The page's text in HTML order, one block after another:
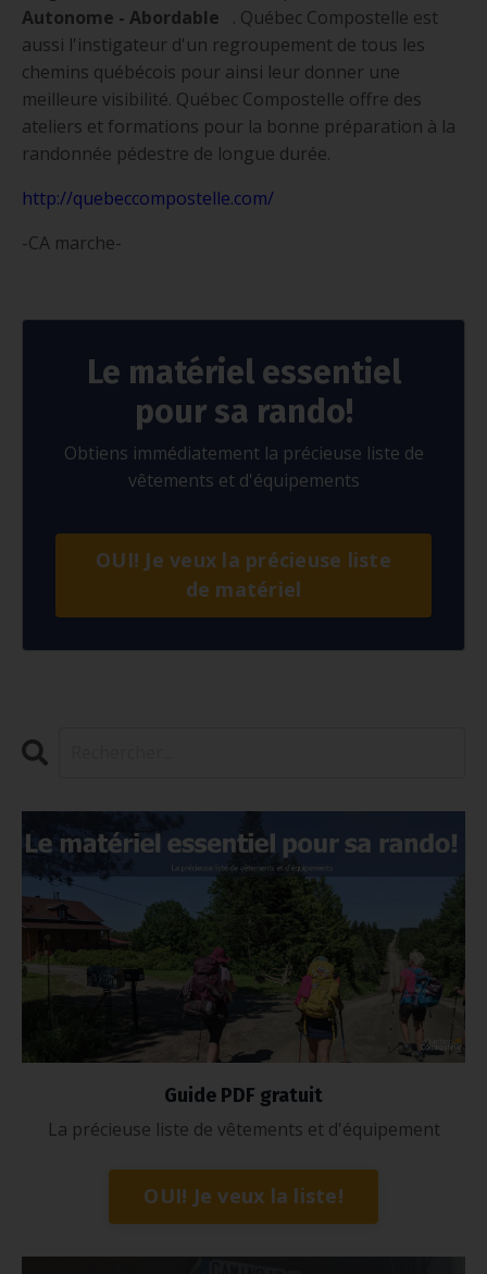
Autonome - Abordable . Québec Compostelle est
aussi l'instigateur d'un regroupement de tous les
chemins québécois pour ainsi leur donner une
meilleure visibilité. Québec Compostelle offre des
ateliers et formations pour la bonne préparation à la
randonnée pédestre de longue durée.
http://quebeccompostelle.com/
-CA marche-
Le matériel essentiel
pour sa rando!
Obtiens immédiatement la précieuse liste de
vêtements et d'équipements
OUI! Je veux la précieuse liste
de matériel
Guide PDF gratuit
La précieuse liste de vêtements et d'équipement
OUI! Je veux la liste!